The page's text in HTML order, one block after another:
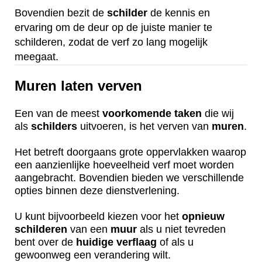
Bovendien bezit de schilder de kennis en
ervaring om de deur op de juiste manier te
schilderen, zodat de verf zo lang mogelijk
meegaat.
Muren laten verven
Een van de meest voorkomende taken die wij
als schilders uitvoeren, is het verven van muren.
Het betreft doorgaans grote oppervlakken waarop
een aanzienlijke hoeveelheid verf moet worden
aangebracht. Bovendien bieden we verschillende
opties binnen deze dienstverlening.
U kunt bijvoorbeeld kiezen voor het opnieuw
schilderen van een muur als u niet tevreden
bent over de huidige verflaag of als u
gewoonweg een verandering wilt.